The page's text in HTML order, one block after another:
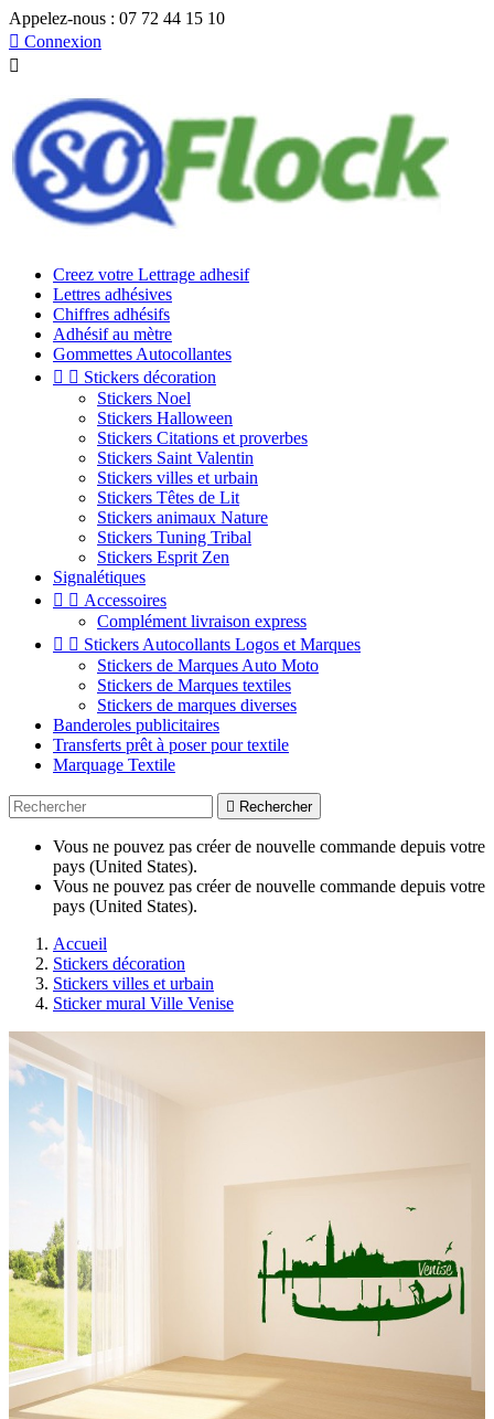
Appelez-nous : 07 72 44 15 10
 Connexion

Creez votre Lettrage adhesif
Lettres adhésives
Chiffres adhésifs
Adhésif au mètre
Gommettes Autocollantes
  Stickers décoration
Stickers Noel
Stickers Halloween
Stickers Citations et proverbes
Stickers Saint Valentin
Stickers villes et urbain
Stickers Têtes de Lit
Stickers animaux Nature
Stickers Tuning Tribal
Stickers Esprit Zen
Signalétiques
  Accessoires
Complément livraison express
  Stickers Autocollants Logos et Marques
Stickers de Marques Auto Moto
Stickers de Marques textiles
Stickers de marques diverses
Banderoles publicitaires
Transferts prêt à poser pour textile
Marquage Textile
 Rechercher
Vous ne pouvez pas créer de nouvelle commande depuis votre
pays (United States).
Vous ne pouvez pas créer de nouvelle commande depuis votre
pays (United States).
Accueil
Stickers décoration
Stickers villes et urbain
Sticker mural Ville Venise